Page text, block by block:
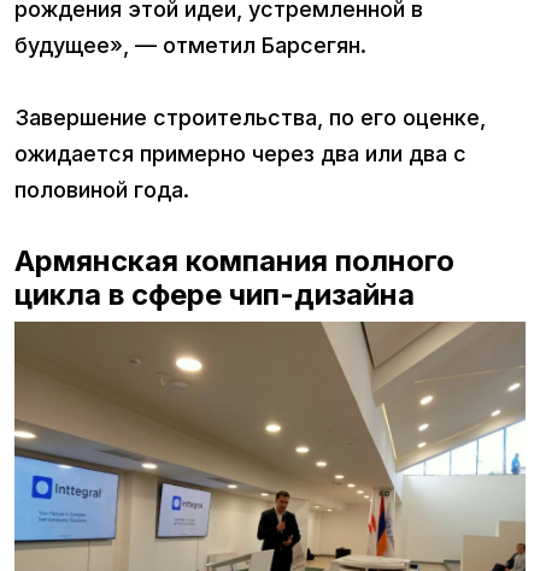
рождения этой идеи, устремленной в
будущее», — отметил Барсегян.
Завершение строительства, по его оценке,
ожидается примерно через два или два с
половиной года.
Армянская компания полного
цикла в сфере чип-дизайна